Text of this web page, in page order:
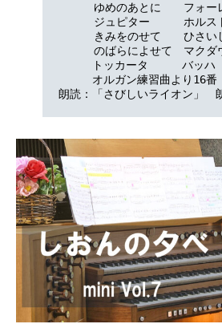
トッカータ　　　バッハ
オルガン練習曲より16番　
朗読：「さびしいライオン」　